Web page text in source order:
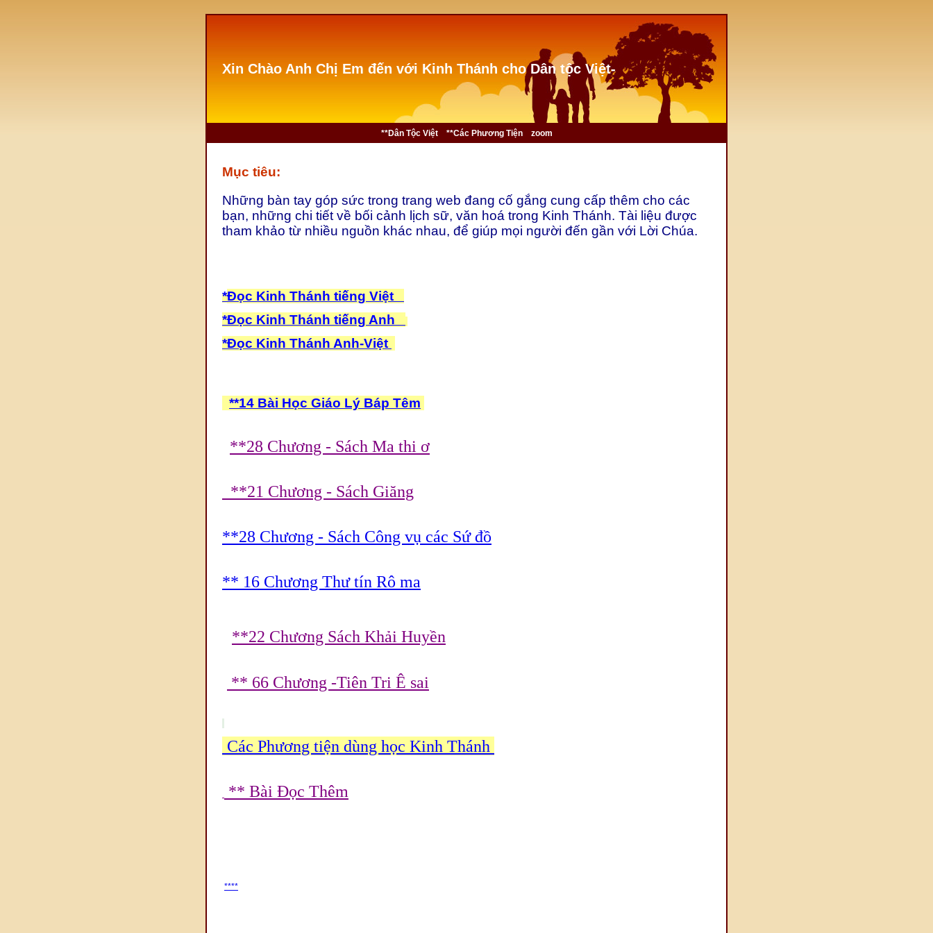
Xin Chào Anh Chị Em đến với Kinh Thánh cho Dân tộc Việt-
**Dân Tộc Việt **Các Phương Tiện zoom
Mục tiêu:
Những bàn tay góp sức trong trang web đang cố gắng cung cấp thêm cho các
bạn, những chi tiết về bối cảnh lịch sữ, văn hoá trong Kinh Thánh. Tài liệu được
tham khảo từ nhiều nguồn khác nhau, để giúp mọi người đến gần với Lời Chúa.
*Đọc Kinh Thánh tiếng Việt
*Đọc Kinh Thánh tiếng Anh
*Đọc Kinh Thánh Anh-Việt
**14 Bài Học Giáo Lý Báp Têm
**28 Chương - Sách Ma thi ơ
**21 Chương - Sách Giăng
**28 Chương - Sách Công vụ các Sứ đồ
** 16 Chương Thư tín Rô ma
**22 Chương Sách Khải Huyền
** 66 Chương -Tiên Tri Ê sai
Các Phương tiện dùng học Kinh Thánh
** Bài Đọc Thêm
****